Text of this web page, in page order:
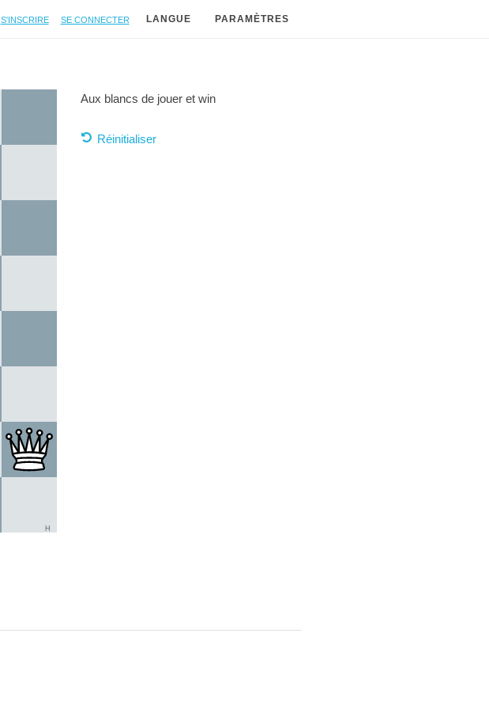
S'inscrire Se connecter LANGUE PARAMÈTRES
H
Aux blancs de jouer et win
Réinitialiser